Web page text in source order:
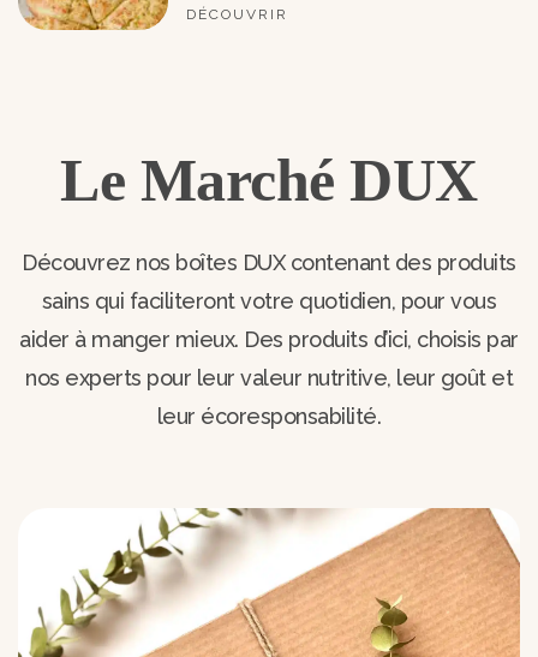
DÉCOUVRIR
Le Marché DUX
Découvrez nos boîtes DUX contenant des produits
sains qui faciliteront votre quotidien, pour vous
aider à manger mieux. Des produits d’ici, choisis par
nos experts pour leur valeur nutritive, leur goût et
leur écoresponsabilité.